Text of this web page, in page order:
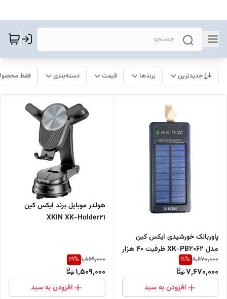
جدیدترین برندها قیمت دسته‌بندی فقط
پاوربانک خورشیدی ایکس کین
مدل XK-PB2062 ظرفیت 40 هزار
میلی‌آمپر ساعت
8,670,000
11%
7,670,000
افزودن به سبد
هولدر موبایل برند ایکس کین
XKIN XK-Holder21
1,869,000
19%
1,509,000
افزودن به سبد